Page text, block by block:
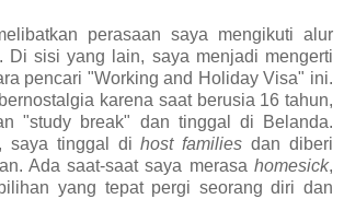
perasaan saya mengikuti alur
Di sisi yang lain, saya menjadi mengerti
pencari "Working and Holiday Visa" ini.
karena saat berusia 16 tahun,
"study break" dan tinggal di Belanda.
saya tinggal dihost families dan diberi
Ada saat-saat saya merasa homesick,
yang tepat pergi seorang diri dan